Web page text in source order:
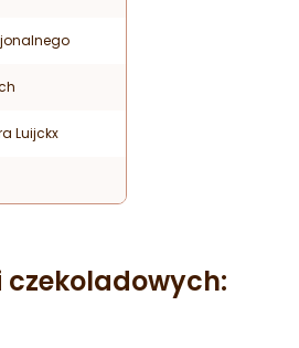
Luijckx